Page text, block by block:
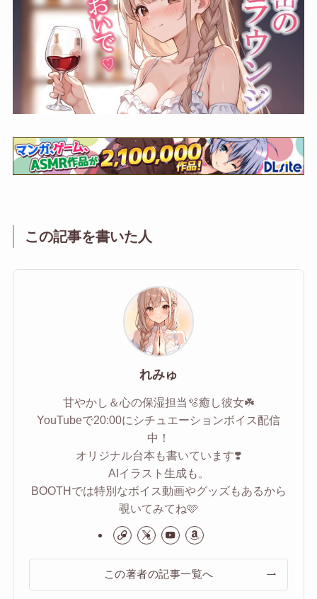
この記事を書いた人
れみゅ
甘やかし＆心の保湿担当🫧癒し彼女☘️
YouTubeで20:00にシチュエーションボイス配信
中！
オリジナル台本も書いています❣️
AIイラスト生成も。
BOOTHでは特別なボイス動画やグッズもあるから
覗いてみてね🩷
この著者の記事一覧へ